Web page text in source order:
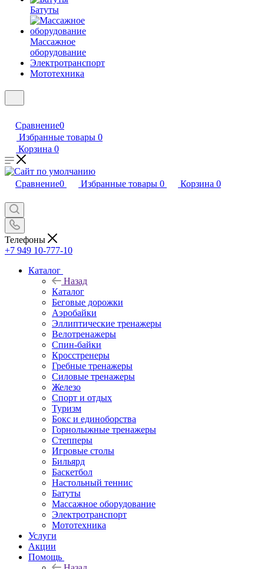
Батуты
Массажное
оборудование
Электротранспорт
Мототехника
Сравнение0
Избранные товары 0
Корзина 0
Сравнение0 Избранные товары 0 Корзина 0
Телефоны
+7 949 10-777-10
Каталог
Назад
Каталог
Беговые дорожки
Аэробайки
Эллиптические тренажеры
Велотренажеры
Спин-байки
Кросстренеры
Гребные тренажеры
Силовые тренажеры
Железо
Спорт и отдых
Туризм
Бокс и единоборства
Горнолыжные тренажеры
Степперы
Игровые столы
Бильярд
Баскетбол
Настольный теннис
Батуты
Массажное оборудование
Электротранспорт
Мототехника
Услуги
Акции
Помощь